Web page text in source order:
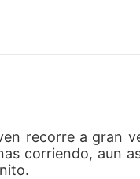
le
recorre a gran
corriendo, aun